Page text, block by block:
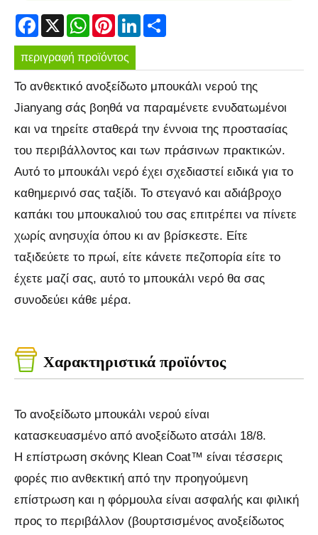
Facebook
X WhatsApp
PinterestLinkedIn
περιγραφή προϊόντος
Το ανθεκτικό ανοξείδωτο μπουκάλι νερού της
Jianyang σάς βοηθά να παραμένετε ενυδατωμένοι
και να τηρείτε σταθερά την έννοια της προστασίας
του περιβάλλοντος και των πράσινων πρακτικών.
Αυτό το μπουκάλι νερό έχει σχεδιαστεί ειδικά για το
καθημερινό σας ταξίδι. Το στεγανό και αδιάβροχο
καπάκι του μπουκαλιού του σας επιτρέπει να πίνετε
χωρίς ανησυχία όπου κι αν βρίσκεστε. Είτε
ταξιδεύετε το πρωί, είτε κάνετε πεζοπορία είτε το
έχετε μαζί σας, αυτό το μπουκάλι νερό θα σας
συνοδεύει κάθε μέρα.
Χαρακτηριστικά προϊόντος
Το ανοξείδωτο μπουκάλι νερού είναι
κατασκευασμένο από ανοξείδωτο ατσάλι 18/8.
Η επίστρωση σκόνης Klean Coat™ είναι τέσσερις
φορές πιο ανθεκτική από την προηγούμενη
επίστρωση και η φόρμουλα είναι ασφαλής και φιλική
προς το περιβάλλον (βουρτσισμένος ανοξείδωτος